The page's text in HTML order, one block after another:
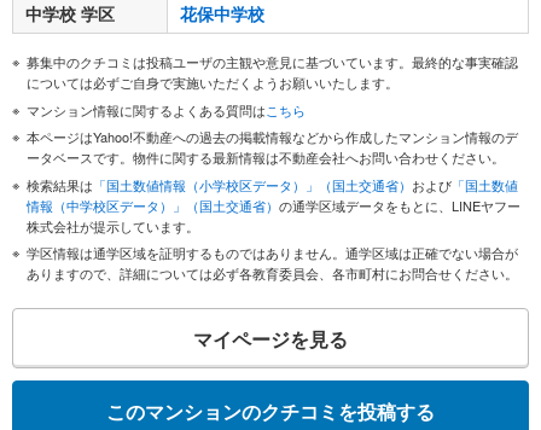
中学校 学区
花保中学校
募集中のクチコミは投稿ユーザの主観や意見に基づいています。最終的な事実確認
については必ずご自身で実施いただくようお願いいたします。
マンション情報に関するよくある質問はこちら
本ページはYahoo!不動産への過去の掲載情報などから作成したマンション情報のデ
ータベースです。物件に関する最新情報は不動産会社へお問い合わせください。
検索結果は 「国土数値情報（小学校区データ）」（国土交通省） および 「国土数値
情報（中学校区データ）」（国土交通省） の通学区域データをもとに、LINEヤフー
株式会社が提示しています。
学区情報は通学区域を証明するものではありません。通学区域は正確でない場合が
ありますので、詳細については必ず各教育委員会、各市町村にお問合せください。
マイページを見る
このマンションのクチコミを投稿する